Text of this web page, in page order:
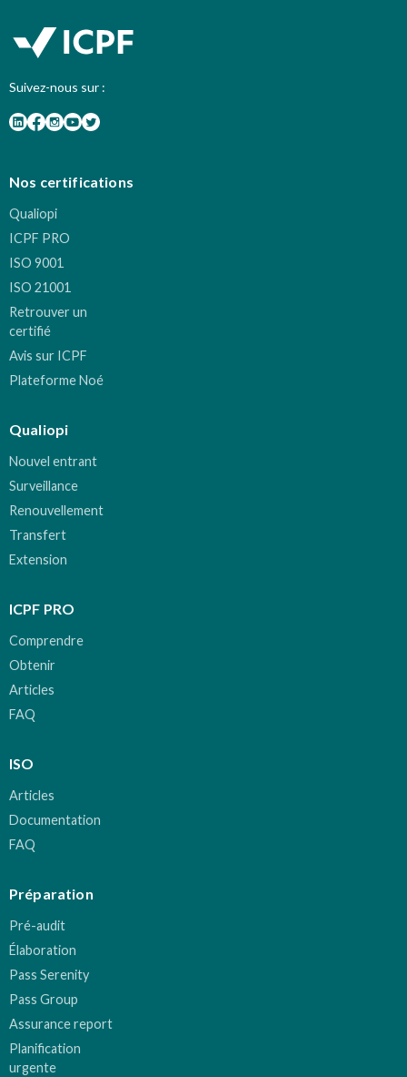
Suivez-nous sur :
Nos certifications
Qualiopi
ICPF PRO
ISO 9001
ISO 21001
Retrouver un
certifié
Avis sur ICPF
Plateforme Noé
Qualiopi
Nouvel entrant
Surveillance
Renouvellement
Transfert
Extension
ICPF PRO
Comprendre
Obtenir
Articles
FAQ
ISO
Articles
Documentation
FAQ
Préparation
Pré-audit
Élaboration
Pass Serenity
Pass Group
Assurance report
Planification
urgente